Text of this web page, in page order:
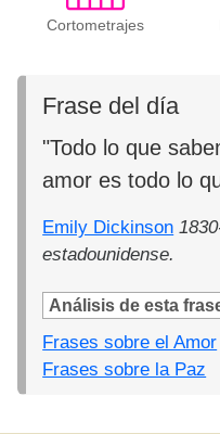
Cortometrajes
Frase del día
"Todo lo que
amor es todo lo
Emily Dickinson
estadounidense.
Análisis de esta
Frases sobre el Amor
Frases sobre la Paz